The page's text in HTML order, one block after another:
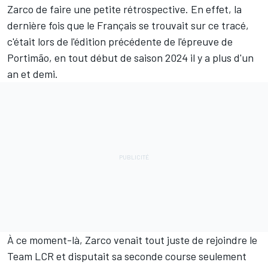
Zarco de faire une petite rétrospective. En effet, la
dernière fois que le Français se trouvait sur ce tracé,
c'était lors de l'édition précédente de l'épreuve de
Portimão, en tout début de saison 2024 il y a plus d'un
an et demi.
À ce moment-là, Zarco venait tout juste de rejoindre le
Team LCR et disputait sa seconde course seulement